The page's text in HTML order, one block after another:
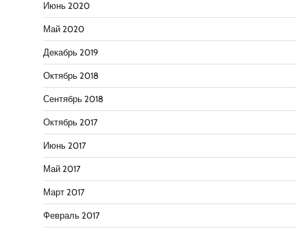
Июнь 2020
Май 2020
Декабрь 2019
Октябрь 2018
Сентябрь 2018
Октябрь 2017
Июнь 2017
Май 2017
Март 2017
Февраль 2017